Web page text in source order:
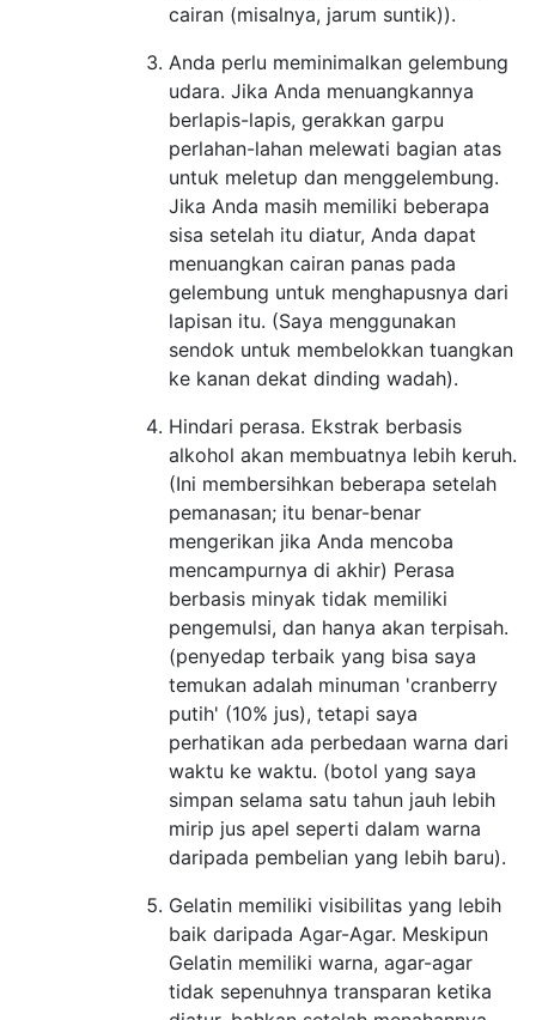
cairan (misalnya, jarum suntik)).
Anda perlu meminimalkan gelembung
udara. Jika Anda menuangkannya
berlapis-lapis, gerakkan garpu
perlahan-lahan melewati bagian atas
untuk meletup dan menggelembung.
Jika Anda masih memiliki beberapa
sisa setelah itu diatur, Anda dapat
menuangkan cairan panas pada
gelembung untuk menghapusnya dari
lapisan itu. (Saya menggunakan
sendok untuk membelokkan tuangkan
ke kanan dekat dinding wadah).
Hindari perasa. Ekstrak berbasis
alkohol akan membuatnya lebih keruh.
(Ini membersihkan beberapa setelah
pemanasan; itu benar-benar
mengerikan jika Anda mencoba
mencampurnya di akhir) Perasa
berbasis minyak tidak memiliki
pengemulsi, dan hanya akan terpisah.
(penyedap terbaik yang bisa saya
temukan adalah minuman 'cranberry
putih' (10% jus), tetapi saya
perhatikan ada perbedaan warna dari
waktu ke waktu. (botol yang saya
simpan selama satu tahun jauh lebih
mirip jus apel seperti dalam warna
daripada pembelian yang lebih baru).
Gelatin memiliki visibilitas yang lebih
baik daripada Agar-Agar. Meskipun
Gelatin memiliki warna, agar-agar
tidak sepenuhnya transparan ketika